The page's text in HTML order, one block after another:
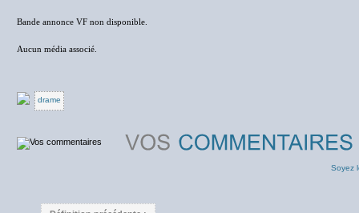
Bande annonce VF non disponible.
Aucun média associé.
drame
Soyez